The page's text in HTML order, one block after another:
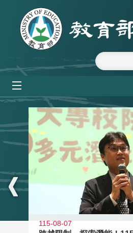
跳到主要內容區塊
:::
115-08-07